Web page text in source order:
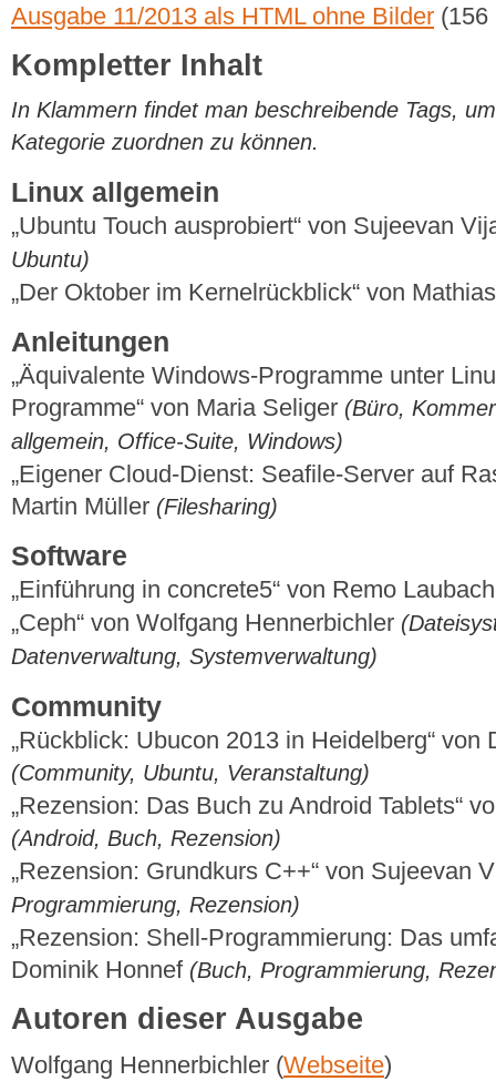
Ausgabe 11/2013 als HTML ohne Bilder (156
Kompletter Inhalt
In Klammern findet man beschreibende Tags,
Kategorie zuordnen zu können.
Linux allgemein
„Ubuntu Touch ausprobiert“ von Sujeevan
Ubuntu)
„Der Oktober im Kernelrückblick“ von
Anleitungen
„Äquivalente Windows-Programme unter
Programme“ von Maria Seliger (Büro,
allgemein, Office-Suite, Windows)
„Eigener Cloud-Dienst: Seafile-Server auf
Martin Müller (Filesharing)
Software
„Einführung in concrete5“ von Remo
„Ceph“ von Wolfgang Hennerbichler
Datenverwaltung, Systemverwaltung)
Community
„Rückblick: Ubucon 2013 in Heidelberg“ von
(Community, Ubuntu, Veranstaltung)
„Rezension: Das Buch zu Android Tablets“
(Android, Buch, Rezension)
„Rezension: Grundkurs C++“ von Sujeevan
Programmierung, Rezension)
„Rezension: Shell-Programmierung: Das
Dominik Honnef (Buch, Programmierung,
Autoren dieser Ausgabe
Wolfgang Hennerbichler (Webseite)